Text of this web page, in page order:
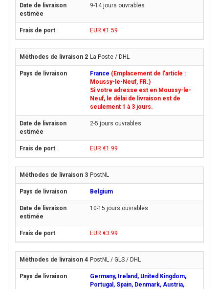
9-14 jours ouvrables
EUR €1.59
La Poste / DHL
France (Emplacement de l'article :
Moussy-le-Neuf, FR.)
Si votre adresse est en Moussy-le-
Neuf, le délai de livraison est de
seulement 1 à 3 jours.
2-5 jours ouvrables
EUR €1.99
PostNL
Belgium
10-15 jours ouvrables
EUR €3.99
PostNL / GLS / DHL
Germany, Ireland, United Kingdom,
Portugal, Spain, Denmark, Austria,